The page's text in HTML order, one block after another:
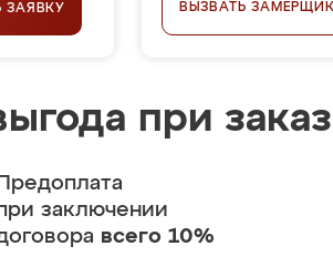
ЗАЯВКУ ВЫЗВАТЬ
при
Предоплата
заключении
всего 10%